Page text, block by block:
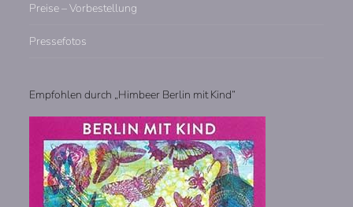
Preise – Vorbestellung
Pressefotos
Empfohlen durch „Himbeer Berlin mit Kind“